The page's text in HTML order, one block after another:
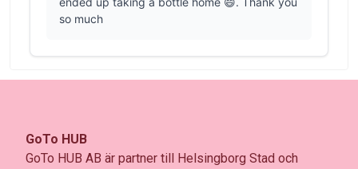
GoTo HUB
GoTo HUB AB är partner till Helsingborg Stad och